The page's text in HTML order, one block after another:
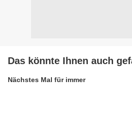
Das könnte Ihnen auch
Nächstes Mal für immer